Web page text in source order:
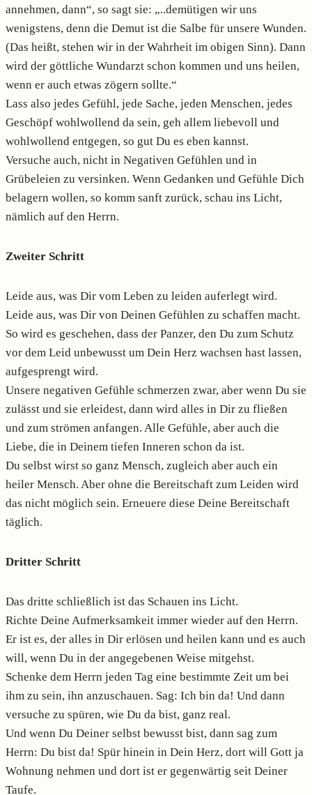
annehmen, dann“, so sagt sie: „..demütigen wir uns
wenigstens, denn die Demut ist die Salbe für unsere Wunden.
(Das heißt, stehen wir in der Wahrheit im obigen Sinn). Dann
wird der göttliche Wundarzt schon kommen und uns heilen,
wenn er auch etwas zögern sollte.“
Lass also jedes Gefühl, jede Sache, jeden Menschen, jedes
Geschöpf wohlwollend da sein, geh allem liebevoll und
wohlwollend entgegen, so gut Du es eben kannst.
Versuche auch, nicht in Negativen Gefühlen und in
Grübeleien zu versinken. Wenn Gedanken und Gefühle Dich
belagern wollen, so komm sanft zurück, schau ins Licht,
nämlich auf den Herrn.
Zweiter Schritt
Leide aus, was Dir vom Leben zu leiden auferlegt wird.
Leide aus, was Dir von Deinen Gefühlen zu schaffen macht.
So wird es geschehen, dass der Panzer, den Du zum Schutz
vor dem Leid unbewusst um Dein Herz wachsen hast lassen,
aufgesprengt wird.
Unsere negativen Gefühle schmerzen zwar, aber wenn Du sie
zulässt und sie erleidest, dann wird alles in Dir zu fließen
und zum strömen anfangen. Alle Gefühle, aber auch die
Liebe, die in Deinem tiefen Inneren schon da ist.
Du selbst wirst so ganz Mensch, zugleich aber auch ein
heiler Mensch. Aber ohne die Bereitschaft zum Leiden wird
das nicht möglich sein. Erneuere diese Deine Bereitschaft
täglich.
Dritter Schritt
Das dritte schließlich ist das Schauen ins Licht.
Richte Deine Aufmerksamkeit immer wieder auf den Herrn.
Er ist es, der alles in Dir erlösen und heilen kann und es auch
will, wenn Du in der angegebenen Weise mitgehst.
Schenke dem Herrn jeden Tag eine bestimmte Zeit um bei
ihm zu sein, ihn anzuschauen. Sag: Ich bin da! Und dann
versuche zu spüren, wie Du da bist, ganz real.
Und wenn Du Deiner selbst bewusst bist, dann sag zum
Herrn: Du bist da! Spür hinein in Dein Herz, dort will Gott ja
Wohnung nehmen und dort ist er gegenwärtig seit Deiner
Taufe.